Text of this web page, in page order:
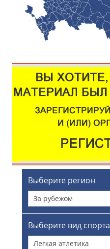
Выберите регион
За рубежом
Выберите вид спорта
Легкая атлетика